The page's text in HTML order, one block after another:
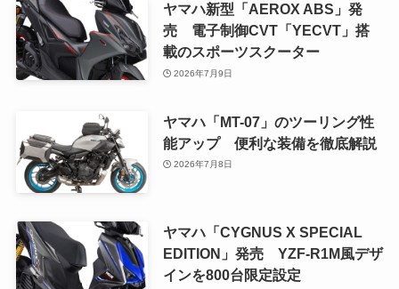
ヤマハ新型「AEROX ABS」発
売 電子制御CVT「YECVT」搭
載のスポーツスクーター
2026年7月9日
ヤマハ「MT-07」のツーリング性
能アップ 便利な装備を徹底解説
2026年7月8日
ヤマハ「CYGNUS X SPECIAL
EDITION」発売 YZF-R1M風デザ
インを800台限定設定